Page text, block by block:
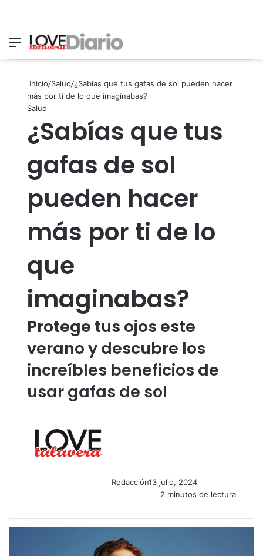
Menú
Inicio/Salud/¿Sabías que tus gafas de sol pueden hacer
más por ti de lo que imaginabas?
Salud
¿Sabías que tus
gafas de sol
pueden hacer
más por ti de lo
que
imaginabas?
Protege tus ojos este
verano y descubre los
increíbles beneficios de
usar gafas de sol
Redacción13 julio, 2024
2 minutos de lectura